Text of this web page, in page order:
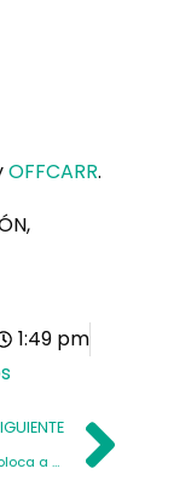
OFFCARR.
1:49 pm
ASPAYM CV coloca a Valencia como sede del primer y único MÁSTER NACIONAL DE PÁDEL EN SILLA